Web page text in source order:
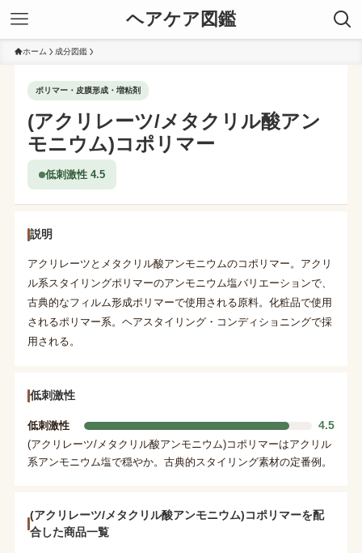
ヘアケア図鑑
ホーム 成分図鑑
ポリマー・皮膜形成・増粘剤
(アクリレーツ/メタクリル酸アン
モニウム)コポリマー
低刺激性 4.5
説明
アクリレーツとメタクリル酸アンモニウムのコポリマー。アクリ
ル系スタイリングポリマーのアンモニウム塩バリエーションで、
古典的なフィルム形成ポリマーで使用される原料。化粧品で使用
されるポリマー系。ヘアスタイリング・コンディショニングで採
用される。
低刺激性
低刺激性 4.5
(アクリレーツ/メタクリル酸アンモニウム)コポリマーはアクリル
系アンモニウム塩で穏やか。古典的スタイリング素材の定番例。
(アクリレーツ/メタクリル酸アンモニウム)コポリマーを配
合した商品一覧